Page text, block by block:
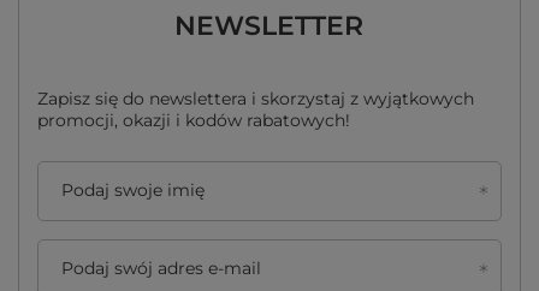
NEWSLETTER
Zapisz się do newslettera i skorzystaj z wyjątkowych
promocji, okazji i kodów rabatowych!
Podaj swoje imię
Podaj swój adres e-mail